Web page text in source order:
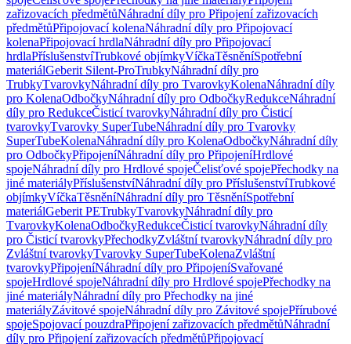
zařizovacích předmětůNáhradní díly pro Připojení zařizovacích
předmětůPřipojovací kolenaNáhradní díly pro Připojovací
kolenaPřipojovací hrdlaNáhradní díly pro Připojovací
hrdlaPříslušenstvíTrubkové objímkyVíčkaTěsněníSpotřební
materiálGeberit Silent-ProTrubkyNáhradní díly pro
TrubkyTvarovkyNáhradní díly pro TvarovkyKolenaNáhradní díly
pro KolenaOdbočkyNáhradní díly pro OdbočkyRedukceNáhradní
díly pro RedukceČisticí tvarovkyNáhradní díly pro Čisticí
tvarovkyTvarovky SuperTubeNáhradní díly pro Tvarovky
SuperTubeKolenaNáhradní díly pro KolenaOdbočkyNáhradní díly
pro OdbočkyPřipojeníNáhradní díly pro PřipojeníHrdlové
spojeNáhradní díly pro Hrdlové spojeČelisťové spojePřechodky na
jiné materiályPříslušenstvíNáhradní díly pro PříslušenstvíTrubkové
objímkyVíčkaTěsněníNáhradní díly pro TěsněníSpotřební
materiálGeberit PETrubkyTvarovkyNáhradní díly pro
TvarovkyKolenaOdbočkyRedukceČisticí tvarovkyNáhradní díly
pro Čisticí tvarovkyPřechodkyZvláštní tvarovkyNáhradní díly pro
Zvláštní tvarovkyTvarovky SuperTubeKolenaZvláštní
tvarovkyPřipojeníNáhradní díly pro PřipojeníSvařované
spojeHrdlové spojeNáhradní díly pro Hrdlové spojePřechodky na
jiné materiályNáhradní díly pro Přechodky na jiné
materiályZávitové spojeNáhradní díly pro Závitové spojePřírubové
spojeSpojovací pouzdraPřipojení zařizovacích předmětůNáhradní
díly pro Připojení zařizovacích předmětůPřipojovací